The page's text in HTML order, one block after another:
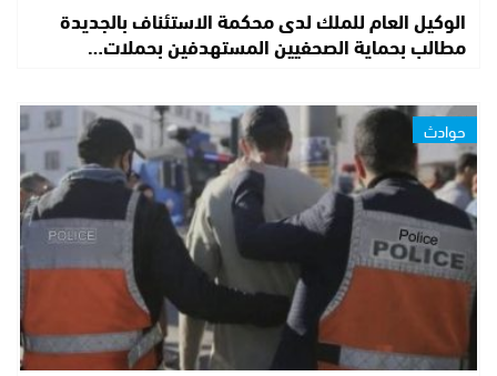
الوكيل العام للملك لدى محكمة الاستئناف بالجديدة
مطالب بحماية الصحفيين المستهدفين بحملات…
حوادث